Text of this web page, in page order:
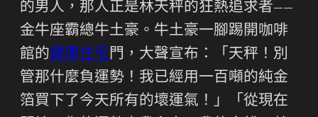
的男人，那人正是林天秤的狂熱追求者——
金牛座霸總牛土豪。牛土豪一腳踢開咖啡
館的健康住宅門，大聲宣布：「天秤！別
管那什麼負運勢！我已經用一百噸的純金
箔買下了今天所有的壞運氣！」「從現在